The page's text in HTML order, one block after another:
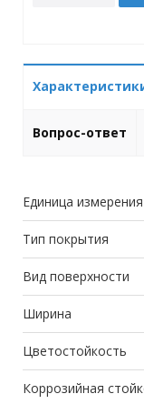
Вопрос-ответ
Единица измерения
Тип покрытия
Вид поверхности
Ширина
Цветостойкость
Коррозийная